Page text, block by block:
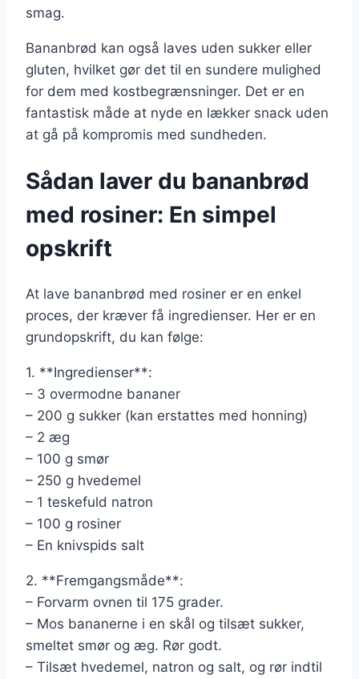
smag.
Bananbrød kan også laves uden sukker eller
gluten, hvilket gør det til en sundere mulighed
for dem med kostbegrænsninger. Det er en
fantastisk måde at nyde en lækker snack uden
at gå på kompromis med sundheden.
Sådan laver du bananbrød
med rosiner: En simpel
opskrift
At lave bananbrød med rosiner er en enkel
proces, der kræver få ingredienser. Her er en
grundopskrift, du kan følge:
1. **Ingredienser**:
– 3 overmodne bananer
– 200 g sukker (kan erstattes med honning)
– 2 æg
– 100 g smør
– 250 g hvedemel
– 1 teskefuld natron
– 100 g rosiner
– En knivspids salt
2. **Fremgangsmåde**:
– Forvarm ovnen til 175 grader.
– Mos bananerne i en skål og tilsæt sukker,
smeltet smør og æg. Rør godt.
– Tilsæt hvedemel, natron og salt, og rør indtil